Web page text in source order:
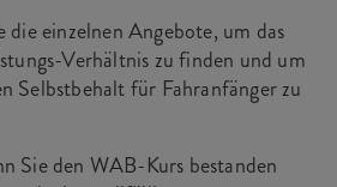
die einzelnen Angebote, um das
Verhältnis zu finden und um
Selbstbehalt für Fahranfänger zu
Sie den WAB-Kurs bestanden